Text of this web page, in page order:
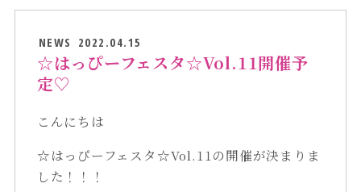
NEWS 2022.04.15
☆はっぴーフェスタ☆Vol.11開催予
定♡
こんにちは
☆はっぴーフェスタ☆Vol.11の開催が決まりま
した！！！